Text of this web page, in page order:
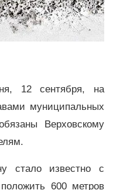
12 сентября, на
муниципальных
Верховскому
стало известно с
600 метров